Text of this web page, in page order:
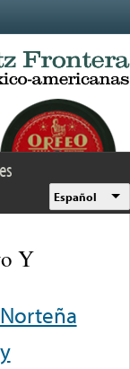
Español
Y